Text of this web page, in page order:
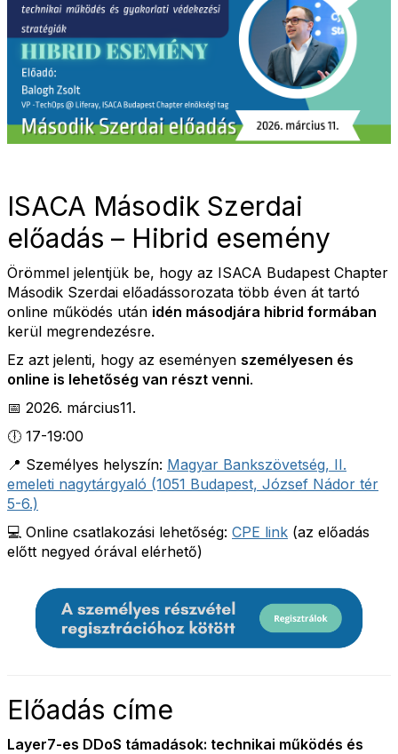
ISACA Második Szerdai
előadás – Hibrid esemény
Örömmel jelentjük be, hogy az ISACA Budapest Chapter
Második Szerdai előadássorozata több éven át tartó
online működés után idén másodjára hibrid formában
kerül megrendezésre.
Ez azt jelenti, hogy az eseményen személyesen és
online is lehetőség van részt venni.
📅 2026. március11.
🕕 17-19:00
📍 Személyes helyszín: Magyar Bankszövetség, II.
emeleti nagytárgyaló (1051 Budapest, József Nádor tér
5-6.)
💻 Online csatlakozási lehetőség: CPE link (az előadás
előtt negyed órával elérhető)
Előadás címe
Layer7-es DDoS támadások: technikai működés és